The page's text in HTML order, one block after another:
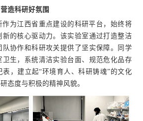
造科研好氛围
作为江西省重点建设的科研平台，始终将
的核心驱动力。该实验室通过打造整洁
协作和科研攻关提供了坚实保障。同学
生，系统清洁实验台面、规范危化品存
，建立起“环境育人、科研铸魂”的文化
态度与积极的精神风貌。